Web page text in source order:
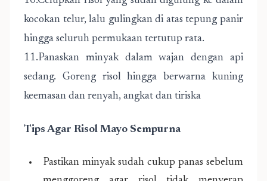
kocokan telur, lalu gulingkan di atas tepung panir
hingga seluruh permukaan tertutup rata.
11.Panaskan minyak dalam wajan dengan api
sedang. Goreng risol hingga berwarna kuning
keemasan dan renyah, angkat dan tiriska
Tips Agar Risol Mayo Sempurna
Pastikan minyak sudah cukup panas sebelum